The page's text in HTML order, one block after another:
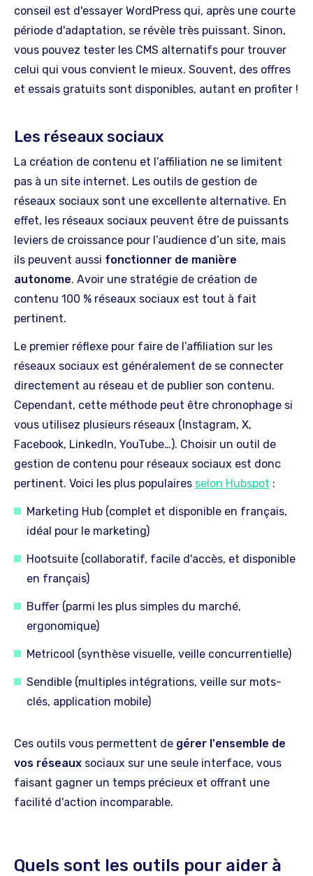
conseil est d'essayer WordPress qui, après une courte
période d'adaptation, se révèle très puissant. Sinon,
vous pouvez tester les CMS alternatifs pour trouver
celui qui vous convient le mieux. Souvent, des offres
et essais gratuits sont disponibles, autant en profiter !
Les réseaux sociaux
La création de contenu et l’affiliation ne se limitent
pas à un site internet. Les outils de gestion de
réseaux sociaux sont une excellente alternative. En
effet, les réseaux sociaux peuvent être de puissants
leviers de croissance pour l’audience d’un site, mais
ils peuvent aussi fonctionner de manière
autonome. Avoir une stratégie de création de
contenu 100 % réseaux sociaux est tout à fait
pertinent.
Le premier réflexe pour faire de l’affiliation sur les
réseaux sociaux est généralement de se connecter
directement au réseau et de publier son contenu.
Cependant, cette méthode peut être chronophage si
vous utilisez plusieurs réseaux (Instagram, X,
Facebook, LinkedIn, YouTube…). Choisir un outil de
gestion de contenu pour réseaux sociaux est donc
pertinent. Voici les plus populaires selon Hubspot :
Marketing Hub (complet et disponible en français,
idéal pour le marketing)
Hootsuite (collaboratif, facile d'accès, et disponible
en français)
Buffer (parmi les plus simples du marché,
ergonomique)
Metricool (synthèse visuelle, veille concurrentielle)
Sendible (multiples intégrations, veille sur mots-
clés, application mobile)
Ces outils vous permettent de gérer l'ensemble de
vos réseaux sociaux sur une seule interface, vous
faisant gagner un temps précieux et offrant une
facilité d'action incomparable.
Quels sont les outils pour aider à